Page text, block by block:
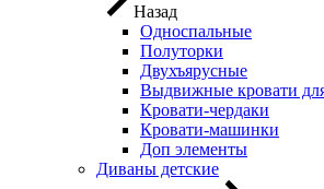
Назад
Односпальные
Полуторки
Двухъярусные
Выдвижные кровати
Кровати-чердаки
Кровати-машинки
Доп элементы
Диваны детские